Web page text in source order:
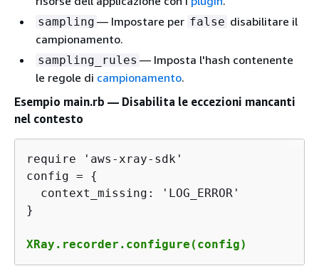
sampling — Impostare per false disabilitare il
campionamento.
sampling_rules — Imposta l'hash contenente
le regole di campionamento.
Esempio main.rb — Disabilita le eccezioni mancanti
nel contesto
require 'aws-xray-sdk'
config = {
  context_missing: 'LOG_ERROR'
}
XRay.recorder.configure(config)